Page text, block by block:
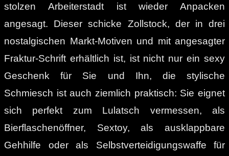
stolzen Arbeiterstadt ist wieder Anpacken
angesagt. Dieser schicke Zollstock, der in drei
nostalgischen Markt-Motiven und mit angesagter
Fraktur-Schrift erhältlich ist, ist nicht nur ein sexy
Geschenk für Sie und Ihn, die stylische
Schmiesch ist auch ziemlich praktisch: Sie eignet
sich perfekt zum Lulatsch vermessen, als
Bierflaschenöffner, Sextoy, als ausklappbare
Gehhilfe oder als Selbstverteidigungswaffe für